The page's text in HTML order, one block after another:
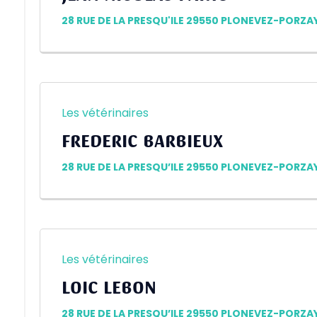
28 RUE DE LA PRESQU'ILE 29550 PLONEVEZ-
Les vétérinaires
FREDERIC BARBIEUX
28 RUE DE LA PRESQU’ILE 29550 PLONEVEZ-
Les vétérinaires
LOIC LEBON
28 RUE DE LA PRESQU’ILE 29550 PLONEVEZ-